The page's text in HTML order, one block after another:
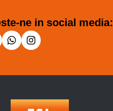
ne in social media: